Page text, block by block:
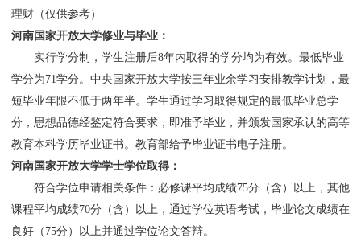
理财（仅供参考）
河南国家开放大学修业与毕业：
实行学分制，学生注册后8年内取得的学分均为有效。 最低毕业
学分为71学分。中央国家开放大学按三年业余学习安排教学计划，最
短毕业年限不低于两年半。学生通过学习取得规定的最低毕业总学
分，思想品德经鉴定符合要求，即准予毕业，并颁发国家承认的高等
教育本科学历毕业证书。教育部给予毕业证书电子注册。
河南国家开放大学学士学位取得：
符合学位申请相关条件：必修课平均成绩75分（含）以上，其他
课程平均成绩70分（含）以上，通过学位英语考试，毕业论文成绩在
良好（ 75分）以上并通过学位论文答辩。